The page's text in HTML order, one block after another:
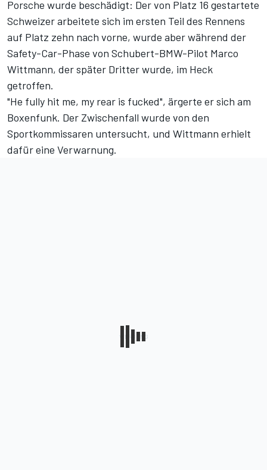
Porsche wurde beschädigt: Der von Platz 16 gestartete
Schweizer arbeitete sich im ersten Teil des Rennens
auf Platz zehn nach vorne, wurde aber während der
Safety-Car-Phase von Schubert-BMW-Pilot Marco
Wittmann, der später Dritter wurde, im Heck
getroffen.
"He fully hit me, my rear is fucked", ärgerte er sich am
Boxenfunk. Der Zwischenfall wurde von den
Sportkommissaren untersucht, und Wittmann erhielt
dafür eine Verwarnung.